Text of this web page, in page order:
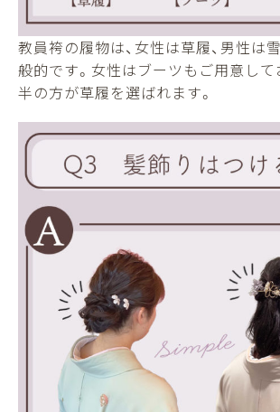
教員袴の履物は、女性は草履、男性は
般的です。女性はブーツもご用意して
半の方が草履を選ばれます。